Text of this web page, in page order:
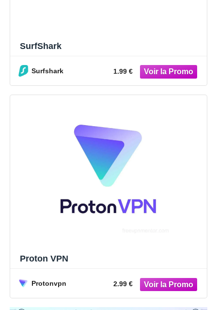
SurfShark
Surfshark 1.99 €
Proton VPN
Protonvpn 2.99 €